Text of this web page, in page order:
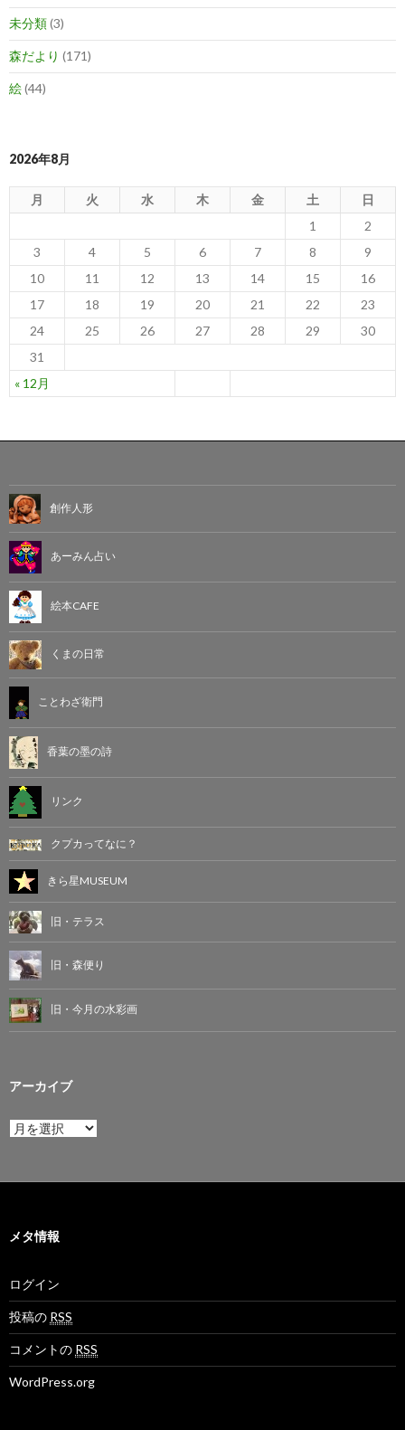
未分類(3)
森だより (171)
絵(44)
2026年8月
月 火 水 木 金 土 日
« 12月
1
2
3
4 5 6 7 8
9
10
11 12 13 14 15
16
17
18 19 20 21 22
23
24
25 26 27 28 29
30
31
創作人形
あーみん占い
絵本CAFE
くまの日常
ことわざ衛門
香葉の墨の詩
リンク
クプカってなに？
きら星MUSEUM
旧・テラス
旧・森便り
旧・今月の水彩画
アーカイブ
ア
メタ情報
ログイン
投稿の RSS
コメントの RSS
WordPress.org